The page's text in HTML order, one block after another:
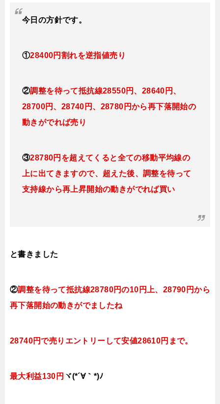
今日 の方針です。
①28400円割れを逆指値売り
②調整を待って抵抗線28550円、28640円、
28700円、28740円、28780円から再下落開始の
動きがでれば売り
③28780円を超えてくると全ての移動平均線の
上に出てきますので、超えた後、調整を待って
支持線から再上昇開始の動きがでれば買い
と書きました
②調整を待って抵抗線28780円の10円上、28790円から
再下落開始の動きがでましたね
28740円で売りエントリーして安値28610円まで。
最大利益130円 ヾ(*´∀｀*)ﾉ